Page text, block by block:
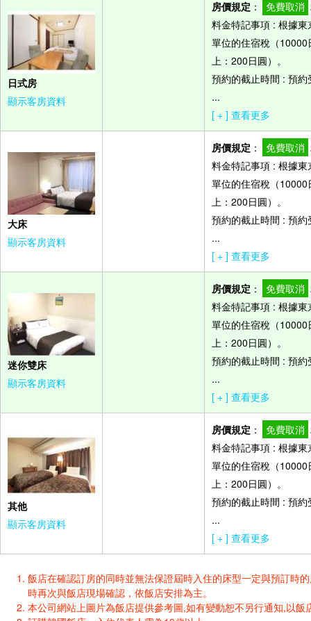
日式房
顯示客房資料
房價規定 ： 免費取消
料金特記事項 : 根據
單位的住宿稅（
上：200日圓）。
預約的截止時間 : 預
...
[ + ] 查看更多
大床
顯示客房資料
房價規定 ： 免費取消
料金特記事項 : 根據
單位的住宿稅（
上：200日圓）。
預約的截止時間 : 預
...
[ + ] 查看更多
迷你雙床
顯示客房資料
房價規定 ： 免費取消
料金特記事項 : 根據
單位的住宿稅（
上：200日圓）。
預約的截止時間 : 預
...
[ + ] 查看更多
其他
顯示客房資料
房價規定 ： 免費取消
料金特記事項 : 根據
單位的住宿稅（
上：200日圓）。
預約的截止時間 : 預
...
[ + ] 查看更多
飯店在確認訂房的同時並無法保證屆時入住的床型一定與預訂時
時再次與飯店現場確認，依飯店安排為主。
本公司網站上圖片為飯店提供參考圖,如有變動恕不另行通知,以飯